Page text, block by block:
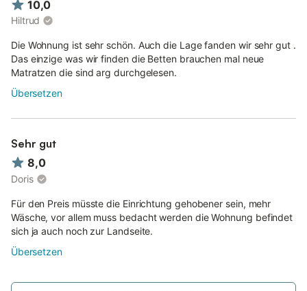
10,0
Hiltrud
Die Wohnung ist sehr schön. Auch die Lage fanden wir sehr gut .
Das einzige was wir finden die Betten brauchen mal neue
Matratzen die sind arg durchgelesen.
Übersetzen
Sehr gut
8,0
Doris
Für den Preis müsste die Einrichtung gehobener sein, mehr
Wäsche, vor allem muss bedacht werden die Wohnung befindet
sich ja auch noch zur Landseite.
Übersetzen